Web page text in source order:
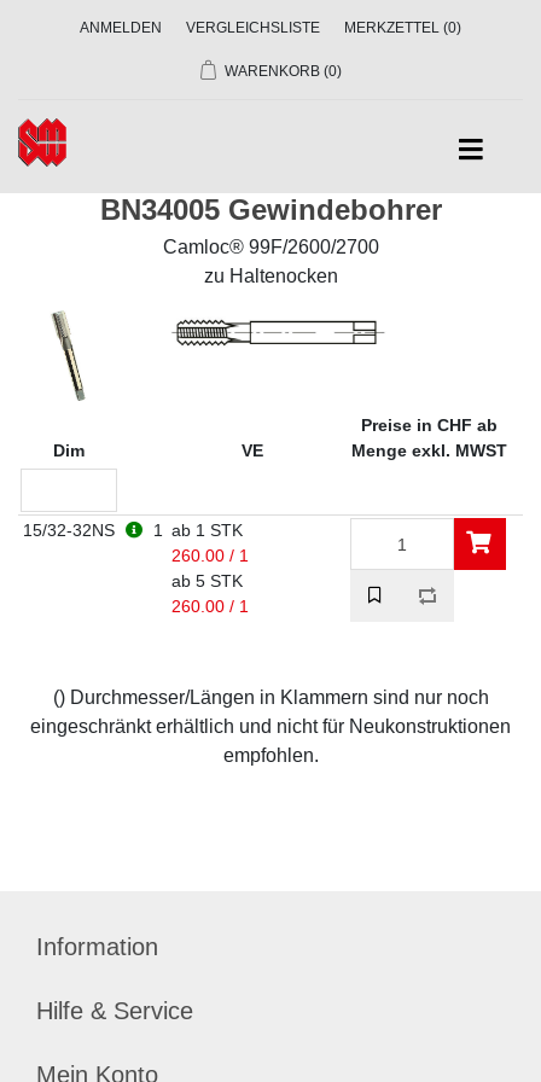
ANMELDEN VERGLEICHSLISTE MERKZETTEL (0)
WARENKORB (0)
BN34005 Gewindebohrer
Camloc® 99F/2600/2700
zu Haltenocken
Dim VE
Preise in CHF ab
Menge exkl. MWST
15/32-32NS 1
ab 1 STK
260.00 / 1
ab 5 STK
260.00 / 1
() Durchmesser/Längen in Klammern sind nur noch
eingeschränkt erhältlich und nicht für Neukonstruktionen
empfohlen.
Information
Hilfe & Service
Mein Konto